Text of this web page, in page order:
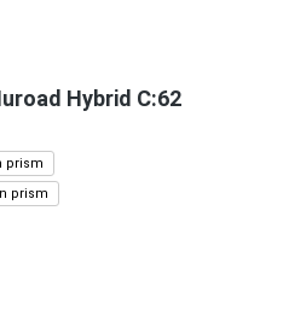
Hybrid C:62
prism
prism